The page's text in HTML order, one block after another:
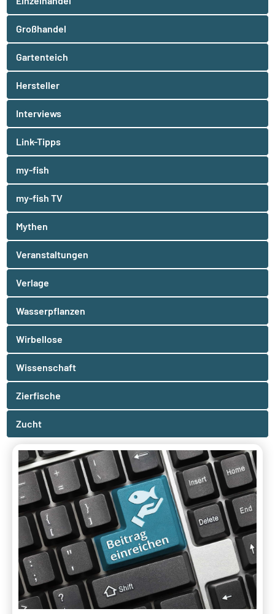
Großhandel
Gartenteich
Hersteller
Interviews
Link-Tipps
my-fish
my-fish TV
Mythen
Veranstaltungen
Verlage
Wasserpflanzen
Wirbellose
Wissenschaft
Zierfische
Zucht